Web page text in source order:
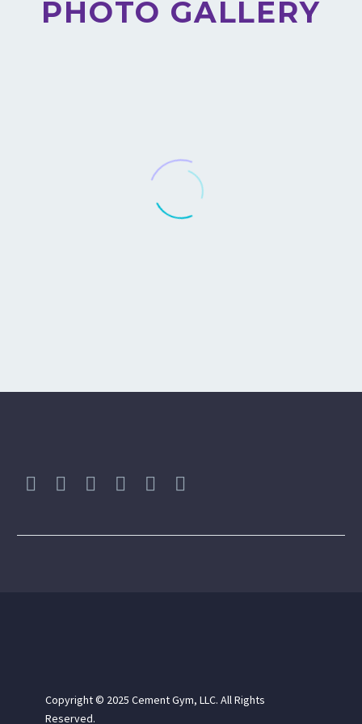
PHOTO GALLERY
Copyright © 2025 Cement Gym, LLC. All Rights
Reserved.